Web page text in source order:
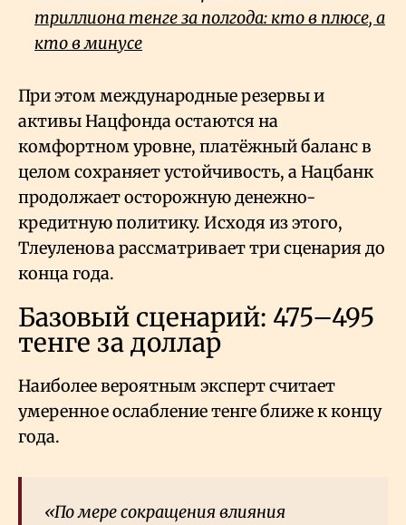
триллиона тенге за полгода: кто в плюсе, а
кто в минусе
При этом международные резервы и
активы Нацфонда остаются на
комфортном уровне, платёжный баланс в
целом сохраняет устойчивость, а Нацбанк
продолжает осторожную денежно-
кредитную политику. Исходя из этого,
Тлеуленова рассматривает три сценария до
конца года.
Базовый сценарий: 475–495
тенге за доллар
Наиболее вероятным эксперт считает
умеренное ослабление тенге ближе к концу
года.
«По мере сокращения влияния